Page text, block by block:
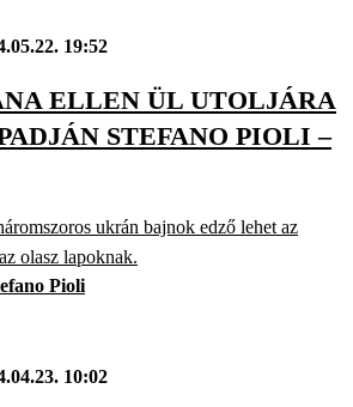
19:52
ELLEN ÜL UTOLJÁRA
STEFANO PIOLI –
ukrán bajnok edző lehet az
olasz lapoknak.
Pioli
10:02